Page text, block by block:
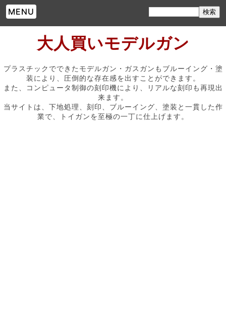
MENU
大人買いモデルガン
プラスチックでできたモデルガン・ガスガンもブルーイング・塗
装により、圧倒的な存在感を出すことができます。
また、コンピュータ制御の刻印機により、リアルな刻印も再現出
来ます。
当サイトは、下地処理、刻印、ブルーイング、塗装と一貫した作
業で、トイガンを至極の一丁に仕上げます。